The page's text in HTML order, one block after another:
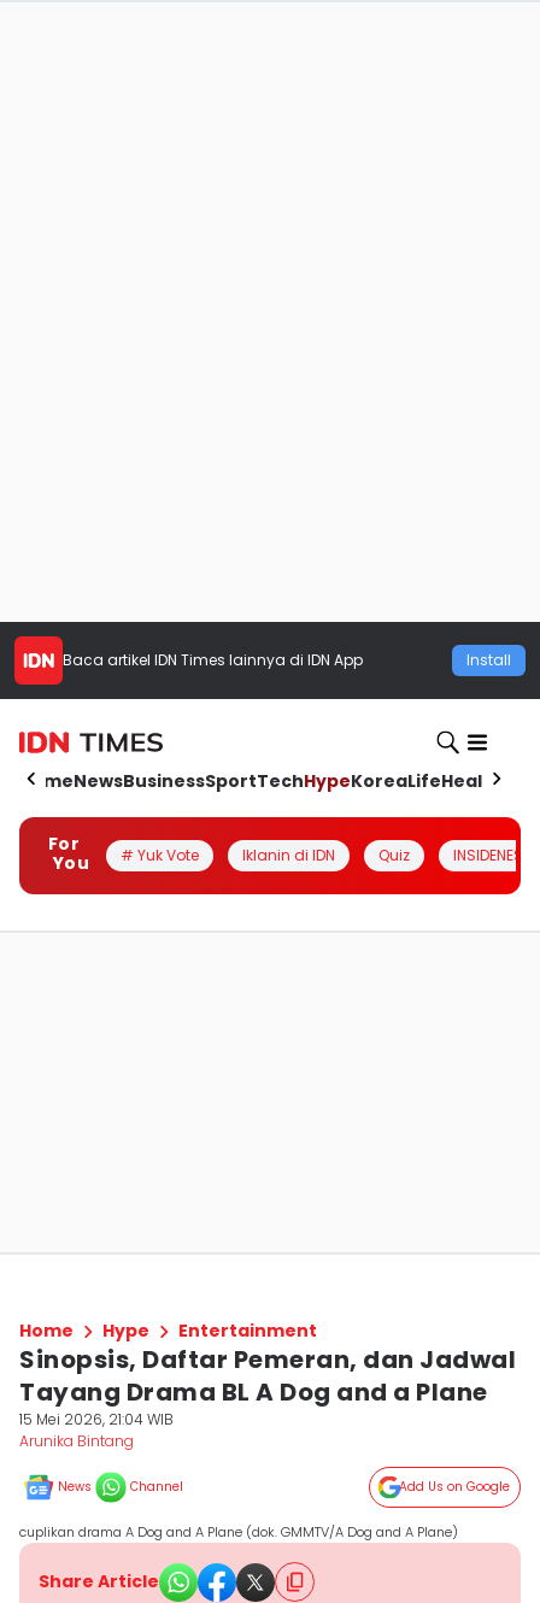
Baca artikel IDN Times lainnya di IDN App Install
HomeNewsBusinessSportTechHypeKoreaLifeHealth
For
You
# Yuk Vote Iklanin di IDN Quiz INSIDENESIA
Home Hype Entertainment
Sinopsis, Daftar Pemeran, dan Jadwal
Tayang Drama BL A Dog and a Plane
15 Mei 2026, 21:04 WIB
Arunika Bintang
News Channel Add Us on Google
cuplikan drama A Dog and A Plane (dok. GMMTV/A Dog and A Plane)
Share Article